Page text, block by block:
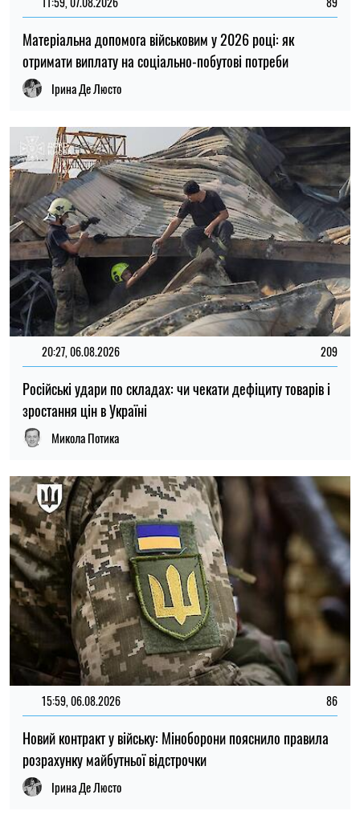
Федоров розповів про конфлікт навколо реформ армії,
ставлення до протестів та майбутнє війни — інтерв’ю NYT
Ірина Де Люсто
ТОП
19:30, 27.07.2026 3823
потрапити до війська
НОВИНИ ПРО ВІЙНУ